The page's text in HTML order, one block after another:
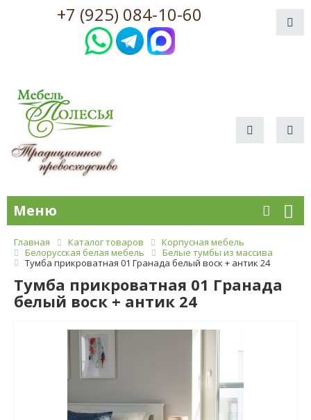
+7 (925) 084-10-60
Меню
Главная Каталог товаров
Корпусная мебель
Белорусская белая мебель
Белые тумбы из массива
Тумба прикроватная 01 Гранада белый воск + антик 24
Тумба прикроватная 01 Гранада
белый воск + антик 24